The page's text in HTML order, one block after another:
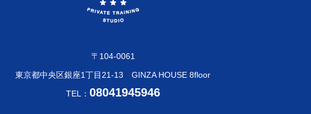
〒104-0061
東京都中央区銀座1丁目21-13 GINZA HOUSE 8floor
TEL： 08041945946